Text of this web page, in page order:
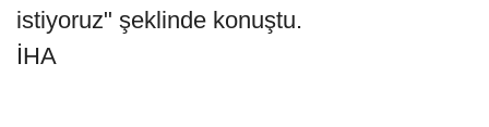
istiyoruz" şeklinde konuştu.
İHA